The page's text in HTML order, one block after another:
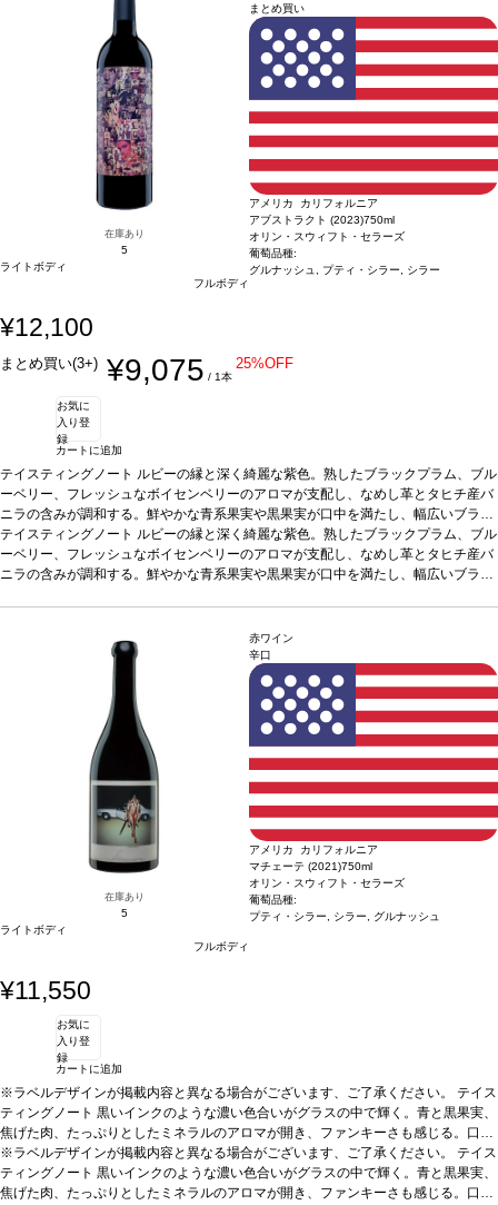
イムを伴う。複雑でしっかりとした、熟した黒果実に、柔らかいタンニンの余韻が
続き、リコリス、黒胡椒、スターアニスのフィニッシュが長く残る。葡萄品種カ
ベルネ・ソーヴィニヨン*本ヴィンテージが在庫切れの場合、在庫があり価格が同
様の場合は自動的に次のヴィンテージに変更されます、ご了承ください。
ルのはっきりとした縁に、濃いガーネットの色調。噛み応えのあるカシス、砕いた
ボイセンベリー、熟したエルダーベリー、チャパラル、シーダーが広がる。口に含
むと、カシス、ブラックベリー、セイボリーなどの芳醇な味わいを感じ、微かなタ
イムを伴う。複雑でしっかりとした、熟した黒果実に、柔らかいタンニンの余韻が
続き、リコリス、黒胡椒、スターアニスのフィニッシュが長く残る。葡萄品種カ
ベルネ・ソーヴィニヨン*本ヴィンテージが在庫切れの場合、在庫があり価格が同
様の場合は自動的に次のヴィンテージに変更されます、ご了承ください。
在庫あり
5
ライトボディ
フルボディ
まとめ買い
アメリカ カリフォルニア
アブストラクト (2023)750ml
オリン・スウィフト・セラーズ
葡萄品種:
グルナッシュ, プティ・シラー, シラー
¥12,100
まとめ買い(3+) ¥9,075 / 1本
25%OFF
お気に
入り登
録
カートに追加
テイスティングノート ルビーの縁と深く綺麗な紫色。熟したブラックプラム、ブル
ーベリー、フレッシュなボイセンベリーのアロマが支配し、なめし革とタヒチ産バ
ニラの含みが調和する。鮮やかな青系果実や黒果実が口中を満たし、幅広いブラッ
クベリーコンポートやドライラベンダーのニュアンスが加わる。たっぷりのリッチ
で凝縮した味わいが続き、フィニッシュは絹のように滑らかなタンニンと余韻が昇
華する。葡萄品種グルナッシュ・プティ・シラー、シラー*本ヴィンテージが在庫
テイスティングノート ルビーの縁と深く綺麗な紫色。熟したブラックプラム、ブル
ーベリー、フレッシュなボイセンベリーのアロマが支配し、なめし革とタヒチ産バ
ニラの含みが調和する。鮮やかな青系果実や黒果実が口中を満たし、幅広いブラッ
グルナッシュ・プティ・シラー、シラー
切れの場合、在庫があり価格が同様の場合は自動的に次のヴィンテージに変更され
ます、ご了承ください。
在庫あり
5
ライトボディ
フルボディ
赤ワイン
辛口
アメリカ カリフォルニア
マチェーテ (2021)750ml
オリン・スウィフト・セラーズ
葡萄品種:
プティ・シラー, シラー, グルナッシュ
¥11,550
お気に
入り登
録
カートに追加
※ラベルデザインが掲載内容と異なる場合がございます、ご了承ください。 テイス
ティングノート 黒いインクのような濃い色合いがグラスの中で輝く。青と黒果実、
焦げた肉、たっぷりとしたミネラルのアロマが開き、ファンキーさも感じる。口に
含むと予想以上に濃厚で、ブラックプラム、その他の核果、ジビエのエッセンスが
広がり、砂糖漬けオレンジピールや程よい酸味が支え、バランスも取れている。プ
ティ・シラーが生み出す典型的なタンニンと、官能的で凝縮したテクスチャーを伴
※ラベルデザインが掲載内容と異なる場合がございます、ご了承ください。 テイス
ティングノート 黒いインクのような濃い色合いがグラスの中で輝く。青と黒果実、
焦げた肉、たっぷりとしたミネラルのアロマが開き、ファンキーさも感じる。口に